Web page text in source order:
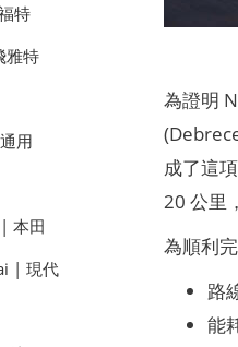
特
雅特
用
本田
| 現代
為證明
成了這
20 公里
為順利
路
能